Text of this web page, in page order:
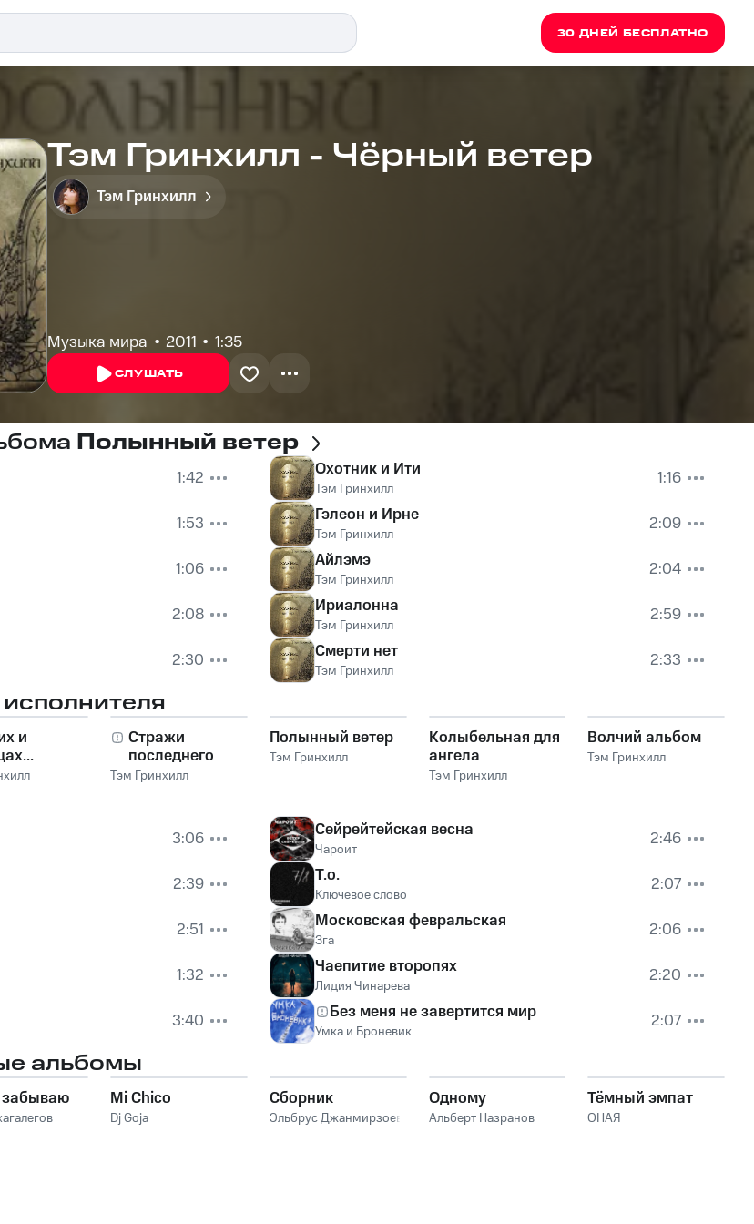
30 ДНЕЙ БЕСПЛАТНО
Тэм Гринхилл - Чёрный ветер
Тэм Гринхилл
Музыка мира 2011 1:35
СЛУШАТЬ
Полынный ветер
1:42
1:53
1:06
2:08
2:30
Охотник и Ити
Тэм Гринхилл
1:16
Гэлеон и Ирне
Тэм Гринхилл
2:09
Айлэмэ
Тэм Гринхилл
2:04
Ириалонна
Тэм Гринхилл
2:59
Смерти нет
Тэм Гринхилл 2:33
и
Стражи
последнего
рубежа
Тэм Гринхилл
Полынный ветер
Тэм Гринхилл
Колыбельная для
ангела
Тэм Гринхилл
Волчий альбом
Тэм Гринхилл
3:06
2:39
2:51
1:32
3:40
Сейрейтейская весна
Чароит
2:46
Т.о.
Ключевое слово
2:07
Московская февральская
Зга
2:06
Чаепитие второпях
Лидия Чинарева
2:20
Без меня не завертится мир
Умка и Броневик 2:07
альбомы
забываю Mi Chico
Dj Goja
Сборник
Эльбрус Джанмирзоев
Одному
Альберт Назранов
Тёмный эмпат
ОНАЯ